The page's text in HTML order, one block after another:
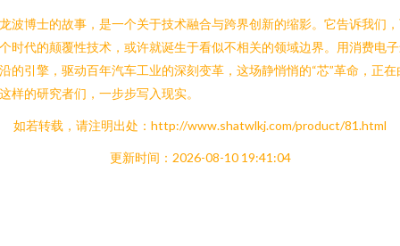
波博士的故事，是一个关于技术融合与跨界创新的缩影。它告诉我们
时代的颠覆性技术，或许就诞生于看似不相关的领域边界。用消费电
的引擎，驱动百年汽车工业的深刻变革，这场静悄悄的“芯”革命，正在
样的研究者们，一步步写入现实。
如若转载，请注明出处：http://www.shatwlkj.com/product/81.html
更新时间：2026-08-10 19:41:04